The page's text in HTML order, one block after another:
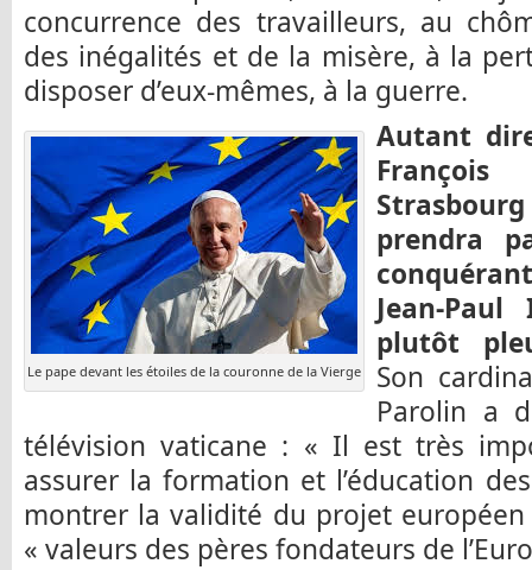
concurrence des travailleurs, au
des inégalités et de la misère, à la
disposer d’eux-mêmes, à la guerre.
Le pape devant les étoiles de la couronne de la Vierge
Autant
prendra
Jean-
plutôt
Son
Parolin a
télévision vaticane : « Il est très
assurer la formation et l’éducation
montrer la validité du projet européen
« valeurs des pères fondateurs de